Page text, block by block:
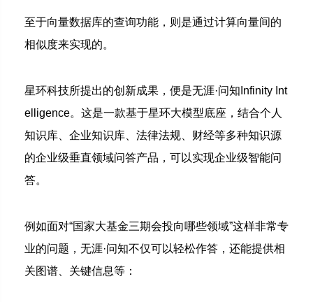
至于向量数据库的查询功能，则是通过计算向量间的
相似度来实现的。
星环科技所提出的创新成果，便是无涯·问知Infinity Int
elligence。 这是一款基于星环大模型底座，结合个人
知识库、企业知识库、法律法规、财经等多种知识源
的企业级垂直领域问答产品，可以实现企业级智能问
答。
例如面对“国家大基金三期会投向哪些领域”这样非常专
业的问题，无涯·问知不仅可以轻松作答，还能提供相
关图谱、关键信息等：